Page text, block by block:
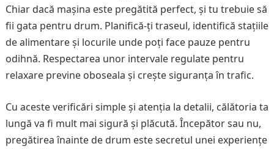
Chiar dacă mașina este pregătită perfect, și tu trebuie să
fii gata pentru drum. Planifică-ți traseul, identifică stațiile
de alimentare și locurile unde poți face pauze pentru
odihnă. Respectarea unor intervale regulate pentru
relaxare previne oboseala și crește siguranța în trafic.
Cu aceste verificări simple și atenția la detalii, călătoria ta
lungă va fi mult mai sigură și plăcută. Începător sau nu,
pregătirea înainte de drum este secretul unei experiențe